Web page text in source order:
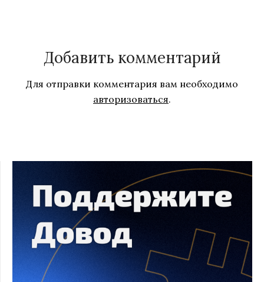
Добавить комментарий
Для отправки комментария вам необходимо
авторизоваться.